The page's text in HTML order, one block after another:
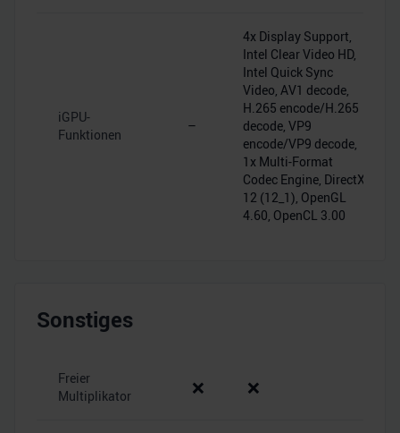
iGPU-
Funktionen
–
4x Display Support,
Intel Clear Video HD,
Intel Quick Sync
Video, AV1 decode,
H.265 encode/H.265
decode, VP9
encode/VP9 decode,
1x Multi-Format
Codec Engine, DirectX
12 (12_1), OpenGL
4.60, OpenCL 3.00
Sonstiges
Freier
Multiplikator
❌ ❌